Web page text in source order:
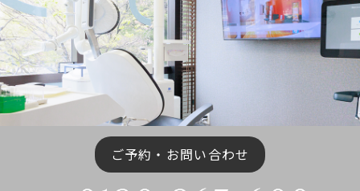
ご予約・お問い合わせ